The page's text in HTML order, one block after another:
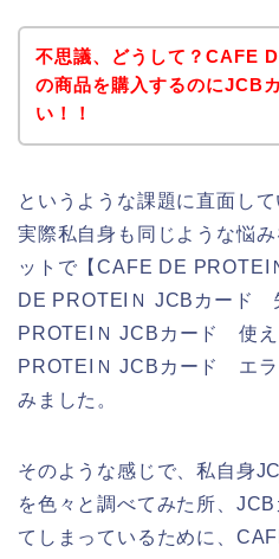
不思議、どうして？CAFE
の商品を購入するのにJCB
い！！
というような課題に直面し
実際私自身も同じような悩
ットで【CAFE DE PROTEI
DE PROTEIＮ JCBカード
PROTEIＮ JCBカード 使
PROTEIＮ JCBカード エラ
みました。
そのような感じで、私自身
を色々と調べてみた所、
てしまっているために、